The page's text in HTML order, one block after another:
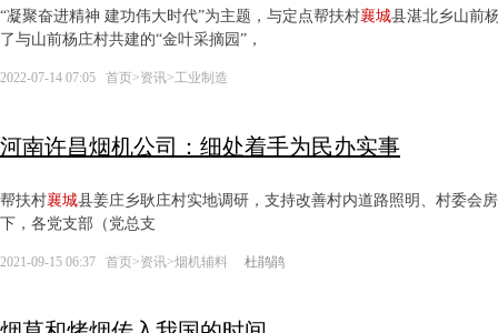
“凝聚奋进精神 建功伟大时代”为主题，与定点帮扶村襄城县湛北乡山前
了与山前杨庄村共建的“金叶采摘园”，
2022-07-14 07:05 首页>资讯>工业制造
河南许昌烟机公司：细处着手为民办实事
帮扶村襄城县姜庄乡耿庄村实地调研，支持改善村内道路照明、村委会
下，各党支部（党总支
2021-09-15 06:37 首页>资讯>烟机辅料 杜鹃鹃